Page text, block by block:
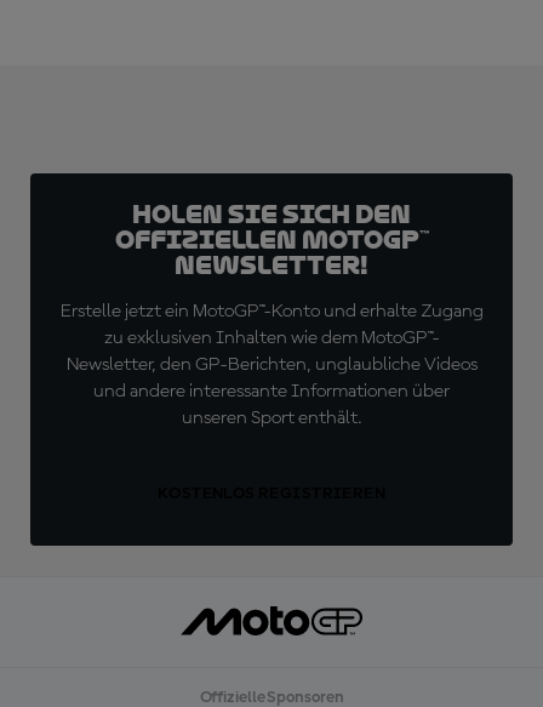
Holen Sie sich den
offiziellen MotoGP™
Newsletter!
Erstelle jetzt ein MotoGP™-Konto und erhalte Zugang
zu exklusiven Inhalten wie dem MotoGP™-
Newsletter, den GP-Berichten, unglaubliche Videos
und andere interessante Informationen über
unseren Sport enthält.
Offizielle Sponsoren